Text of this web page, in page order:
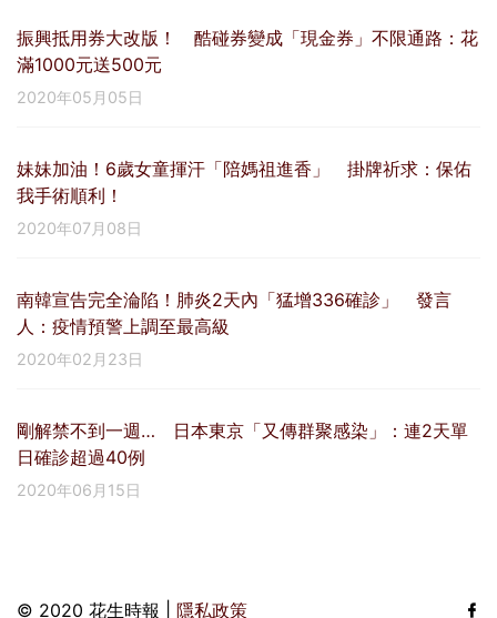
振興抵用券大改版！ 酷碰券變成「現金券」不限通路：花
滿1000元送500元
2020年05月05日
妹妹加油！6歲女童揮汗「陪媽祖進香」 掛牌祈求：保佑
我手術順利！
2020年07月08日
南韓宣告完全淪陷！肺炎2天內「猛增336確診」 發言
人：疫情預警上調至最高級
2020年02月23日
剛解禁不到一週… 日本東京「又傳群聚感染」：連2天單
日確診超過40例
2020年06月15日
© 2020 花生時報 | 隱私政策